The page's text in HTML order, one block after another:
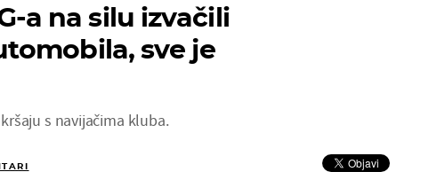
a na silu izvačili
sve je
s navijačima kluba.